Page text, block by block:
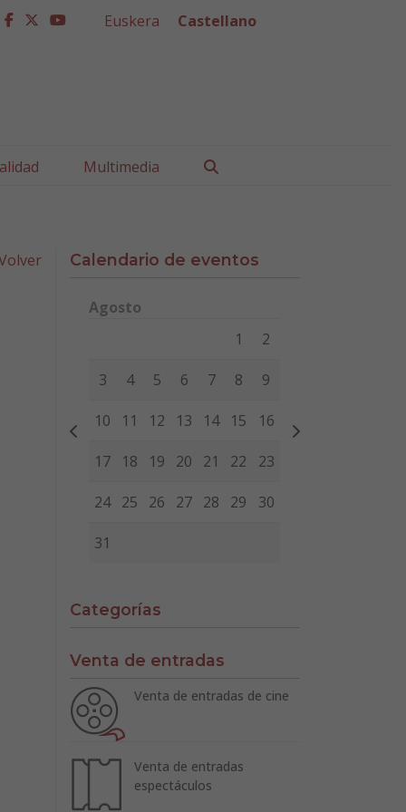
facebook
twitter
youtube
Euskera Castellano
Multimedia
Calendario de eventos
Agosto
Miércoles Jueves
1 2
3 4 5 6 7 8 9
10 11 12 13 14 15 16
17 18 19 20 21 22 23
24 25 26 27 28 29 30
31
Categorías
Venta de entradas
Venta de entradas de cine
Venta de entradas
espectáculos